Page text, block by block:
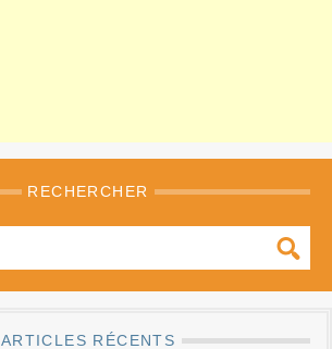
RECHERCHER
ARTICLES RÉCENTS